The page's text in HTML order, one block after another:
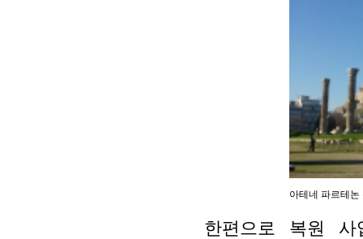
아테네 파르테논
한편으로 복원